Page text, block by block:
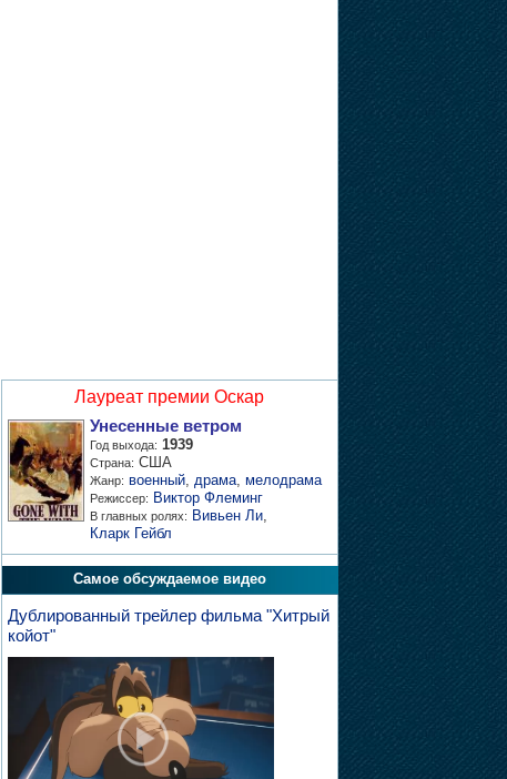
Лауреат премии Оскар
Унесенные ветром
Год выхода: 1939
Страна: США
Жанр: военный, драма, мелодрама
Режиссер: Виктор Флеминг
В главных ролях: Вивьен Ли,
Кларк Гейбл
Самое обсуждаемое видео
Дублированный трейлер фильма "Хитрый
койот"